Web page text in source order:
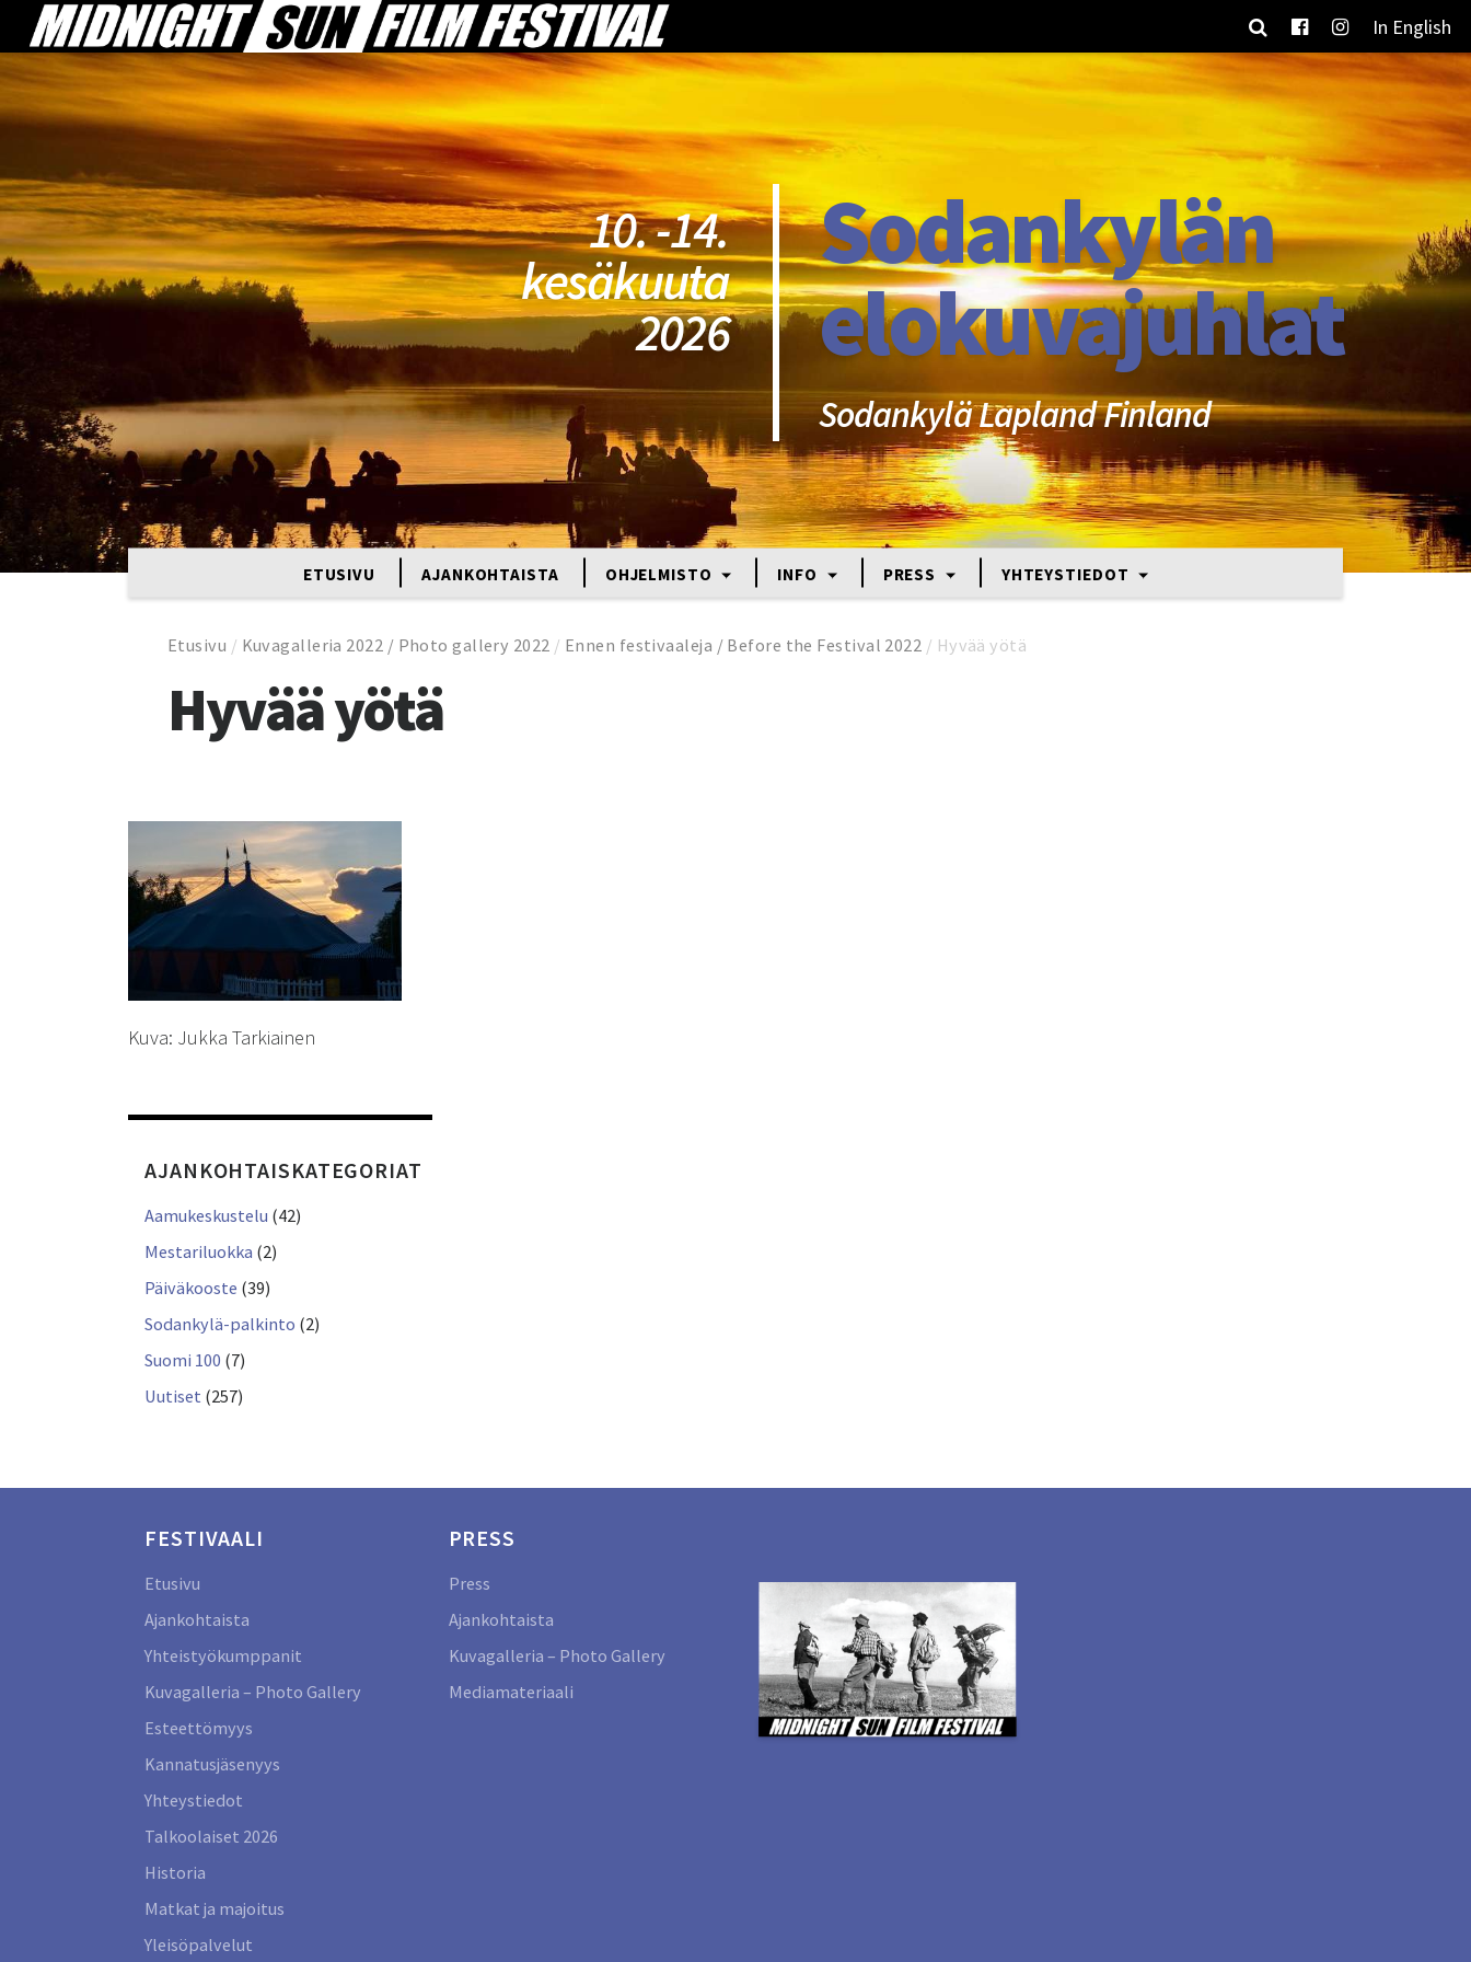
In English
10. -14.
kesäkuuta
2026
Sodankylän
elokuvajuhlat
Sodankylä Lapland Finland
ETUSIVU AJANKOHTAISTA OHJELMISTO INFO PRESS YHTEYSTIEDOT
Etusivu / Kuvagalleria 2022 / Photo gallery 2022 / Ennen festivaaleja / Before the Festival 2022 / Hyvää yötä
Hyvää yötä
Kuva: Jukka Tarkiainen
AJANKOHTAISKATEGORIAT
Aamukeskustelu (42)
Mestariluokka (2)
Päiväkooste (39)
Sodankylä-palkinto (2)
Suomi 100 (7)
Uutiset (257)
FESTIVAALI
Etusivu
Ajankohtaista
Yhteistyökumppanit
Kuvagalleria – Photo Gallery
Esteettömyys
Kannatusjäsenyys
Yhteystiedot
Talkoolaiset 2026
Historia
Matkat ja majoitus
Yleisöpalvelut
PRESS
Press
Ajankohtaista
Kuvagalleria – Photo Gallery
Mediamateriaali